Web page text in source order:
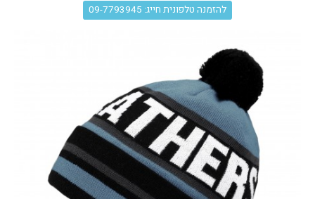
להזמנה טלפונית חייג: 09-7793945